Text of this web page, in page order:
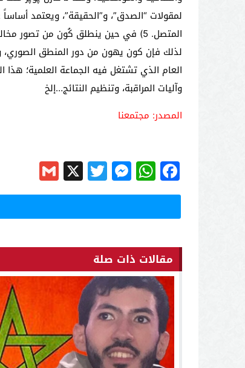
المصدر: مجتمعنا
Facebook
WhatsApp
Messenger
Twitter
X
Gmail
مقالات ذات صلة